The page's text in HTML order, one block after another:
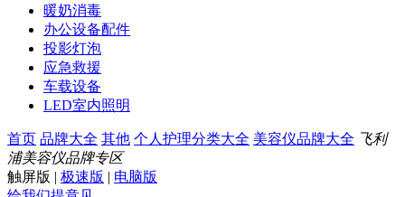
暖奶消毒
办公设备配件
投影灯泡
应急救援
车载设备
LED室内照明
首页 品牌大全 其他 个人护理分类大全 美容仪品牌大全 飞利
浦美容仪品牌专区
触屏版 | 极速版 | 电脑版